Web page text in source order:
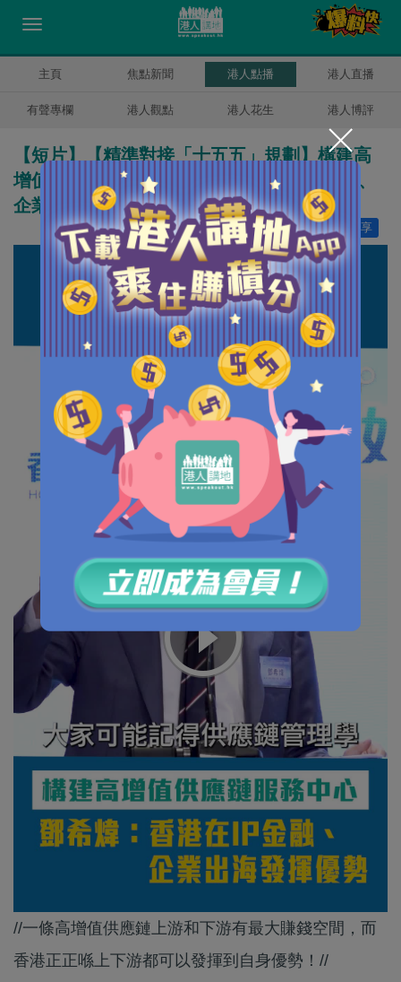
主頁 焦點新聞 港人點播 港人直播
有聲專欄 港人觀點 港人花生 港人博評
【短片】【精準對接「十五五」規劃】構建高
增值供應鏈服務中心 鄧希煒：香港在IP金融、
企業出海發揮優勢
分享
讚好 2
//一條高增值供應鏈上游和下游有最大賺錢空間，而
香港正正喺上下游都可以發揮到自身優勢！//